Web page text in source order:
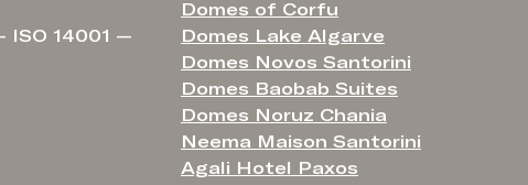
ISO 14001 —
Domes of Corfu
Domes Lake Algarve
Domes Novos Santorini
Domes Baobab Suites
Domes Noruz Chania
Neema Maison Santorini
Agali Hotel Paxos